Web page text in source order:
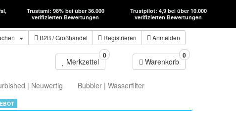
Trustami: 98% bei über 36.000
verifizierten Bewertungen
Trustpilot: 4,9 bei über 10.000
verifizierten Bewertungen
B2B/ Großhandel Registrieren Anmelden
Merkzettel
0 0
Warenkorb
| Neuwertig
Bubbler | Wasserfilter